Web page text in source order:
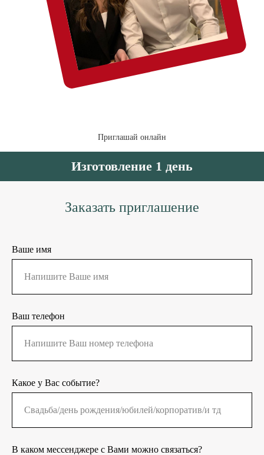
Приглашай онлайн
Изготовление 1 день
Заказать приглашение
Ваше имя
Ваш телефон
Какое у Вас событие?
В каком мессенджере с Вами можно связаться?